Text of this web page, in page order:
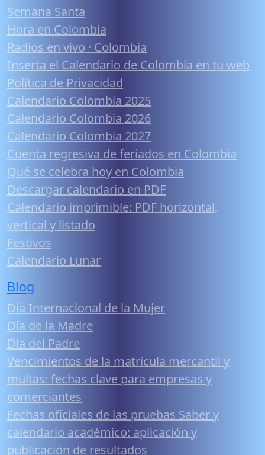
Semana Santa
Hora en Colombia
Radios en vivo · Colombia
Inserta el Calendario de Colombia en tu web
Política de Privacidad
Calendario Colombia 2025
Calendario Colombia 2026
Calendario Colombia 2027
Cuenta regresiva de feriados en Colombia
Qué se celebra hoy en Colombia
Descargar calendario en PDF
Calendario imprimible: PDF horizontal,
vertical y listado
Festivos
Calendario Lunar
Blog
Día Internacional de la Mujer
Día de la Madre
Día del Padre
Vencimientos de la matrícula mercantil y
multas: fechas clave para empresas y
comerciantes
Fechas oficiales de las pruebas Saber y
calendario académico: aplicación y
publicación de resultados